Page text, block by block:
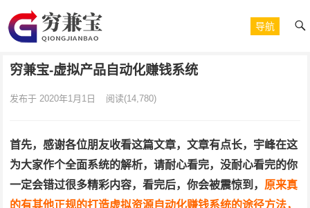
导航
穷兼宝-虚拟产品自动化赚钱系统
发布于 2020年1月1日 阅读(14,780)
首先，感谢各位朋友收看这篇文章，文章有点长，宇峰在这
为大家作个全面系统的解析，请耐心看完，没耐心看完的你
一定会错过很多精彩内容，看完后，你会被震惊到， 原来真
的有其他正规的打造虚拟资源自动化赚钱系统的途径方法，